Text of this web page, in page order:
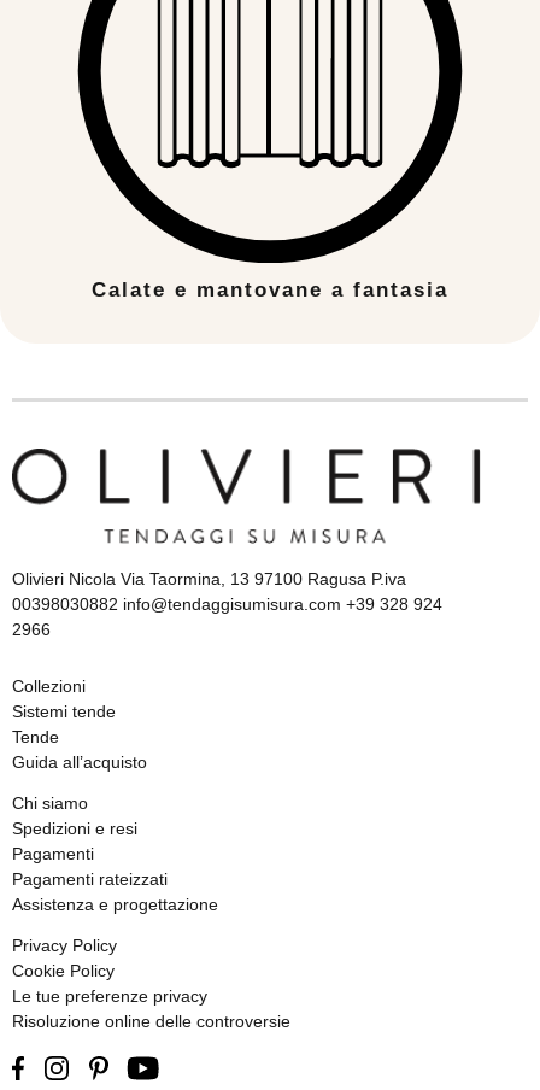
Calate e mantovane a fantasia
Olivieri Nicola Via Taormina, 13 97100 Ragusa P.iva
00398030882 info@tendaggisumisura.com +39 328 924
2966
Collezioni
Sistemi tende
Tende
Guida all’acquisto
Chi siamo
Spedizioni e resi
Pagamenti
Pagamenti rateizzati
Assistenza e progettazione
Privacy Policy
Cookie Policy
Le tue preferenze privacy
Risoluzione online delle controversie